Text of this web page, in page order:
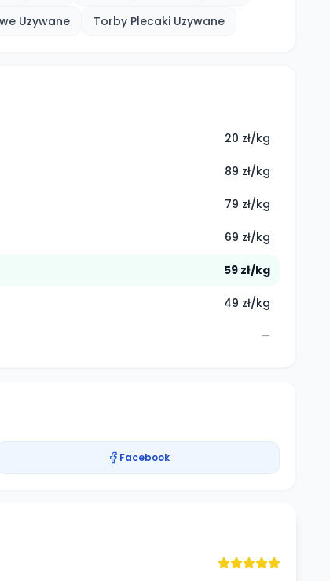
Uzywane Torby Plecaki Uzywane
20 zł/kg
89 zł/kg
79 zł/kg
69 zł/kg
59 zł/kg
49 zł/kg
—
Facebook